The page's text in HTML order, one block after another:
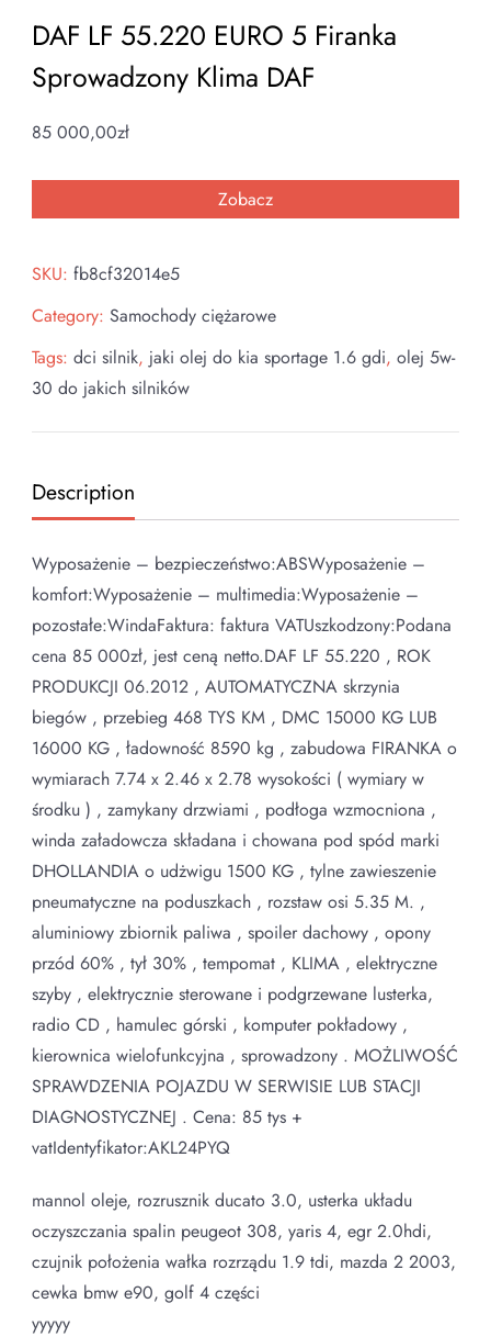
DAF LF 55.220 EURO 5 Firanka
Sprowadzony Klima DAF
85 000,00zł
Zobacz
SKU: fb8cf32014e5
Category: Samochody ciężarowe
Tags: dci silnik, jaki olej do kia sportage 1.6 gdi, olej 5w-
30 do jakich silników
Description
Wyposażenie – bezpieczeństwo:ABSWyposażenie –
komfort:Wyposażenie – multimedia:Wyposażenie –
pozostałe:WindaFaktura: faktura VATUszkodzony:Podana
cena 85 000zł, jest ceną netto.DAF LF 55.220 , ROK
PRODUKCJI 06.2012 , AUTOMATYCZNA skrzynia
biegów , przebieg 468 TYS KM , DMC 15000 KG LUB
16000 KG , ładowność 8590 kg , zabudowa FIRANKA o
wymiarach 7.74 x 2.46 x 2.78 wysokości ( wymiary w
środku ) , zamykany drzwiami , podłoga wzmocniona ,
winda załadowcza składana i chowana pod spód marki
DHOLLANDIA o udżwigu 1500 KG , tylne zawieszenie
pneumatyczne na poduszkach , rozstaw osi 5.35 M. ,
aluminiowy zbiornik paliwa , spoiler dachowy , opony
przód 60% , tył 30% , tempomat , KLIMA , elektryczne
szyby , elektrycznie sterowane i podgrzewane lusterka,
radio CD , hamulec górski , komputer pokładowy ,
kierownica wielofunkcyjna , sprowadzony . MOŻLIWOŚĆ
SPRAWDZENIA POJAZDU W SERWISIE LUB STACJI
DIAGNOSTYCZNEJ . Cena: 85 tys +
vatIdentyfikator:AKL24PYQ
mannol oleje, rozrusznik ducato 3.0, usterka układu
oczyszczania spalin peugeot 308, yaris 4, egr 2.0hdi,
czujnik położenia wałka rozrządu 1.9 tdi, mazda 2 2003,
cewka bmw e90, golf 4 części
yyyyy